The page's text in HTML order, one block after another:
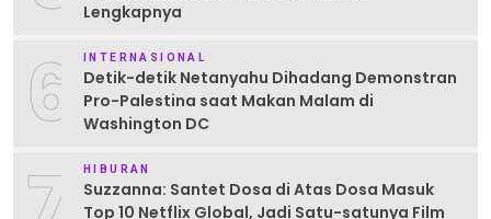
Lengkapnya
6 INTERNASIONAL
Detik-detik Netanyahu Dihadang Demonstran
Pro-Palestina saat Makan Malam di
Washington DC
HIBURAN
Suzzanna: Santet Dosa di Atas Dosa Masuk
Top 10 Netflix Global, Jadi Satu-satunya Film